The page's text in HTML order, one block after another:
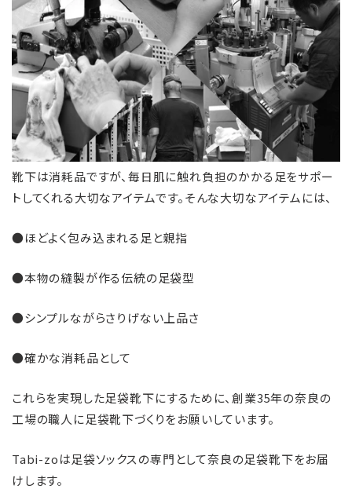
靴下は消耗品ですが、毎日肌に触れ負担のかかる足をサポー
トしてくれる大切なアイテムです。そんな大切なアイテムには、
●ほどよく包み込まれる足と親指
●本物の縫製が作る伝統の足袋型
●シンプルながらさりげない上品さ
●確かな消耗品として
これらを実現した足袋靴下にするために、創業35年の奈良の
工場の職人に足袋靴下づくりをお願いしています。
Tabi-zoは足袋ソックスの専門として奈良の足袋靴下をお届
けします。